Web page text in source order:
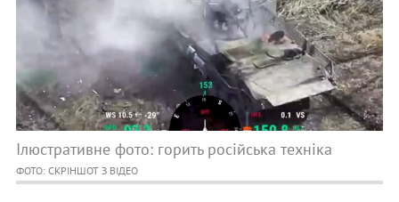
Ілюстративне фото: горить російська техніка
ФОТО: СКРІНШОТ З ВІДЕО